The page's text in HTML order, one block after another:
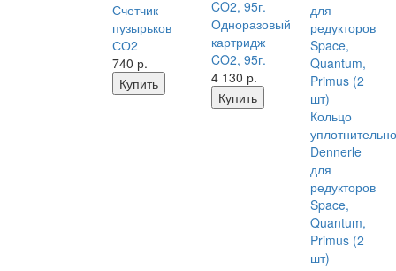
Счетчик
пузырьков
СО2
740 р.
Купить
Одноразовый
картридж
CO2, 95г.
4 130 р.
Купить
Кольцо
Dennerle
для
редукторов
Space,
Quantum,
Primus (2
шт)